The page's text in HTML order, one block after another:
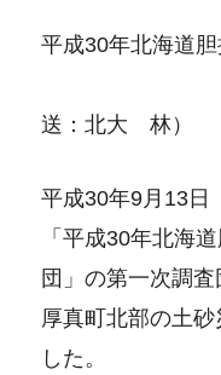
平成30年北海道
団長 北
送：北大 林）
平成30年9月13日
「平成30年北海
団」の第一次調査
厚真町北部の土
した。